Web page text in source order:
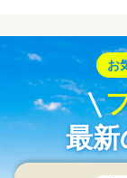
お
最新